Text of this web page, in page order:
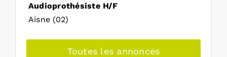
Audioprothésiste H/F
Aisne (02)
Toutes les annonces